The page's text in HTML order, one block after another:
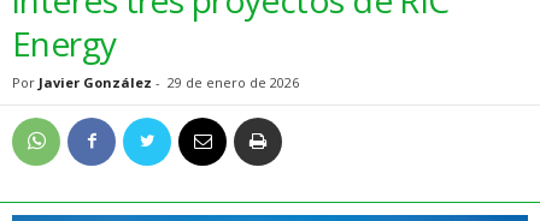
Energy
Por Javier González - 29 de enero de 2026